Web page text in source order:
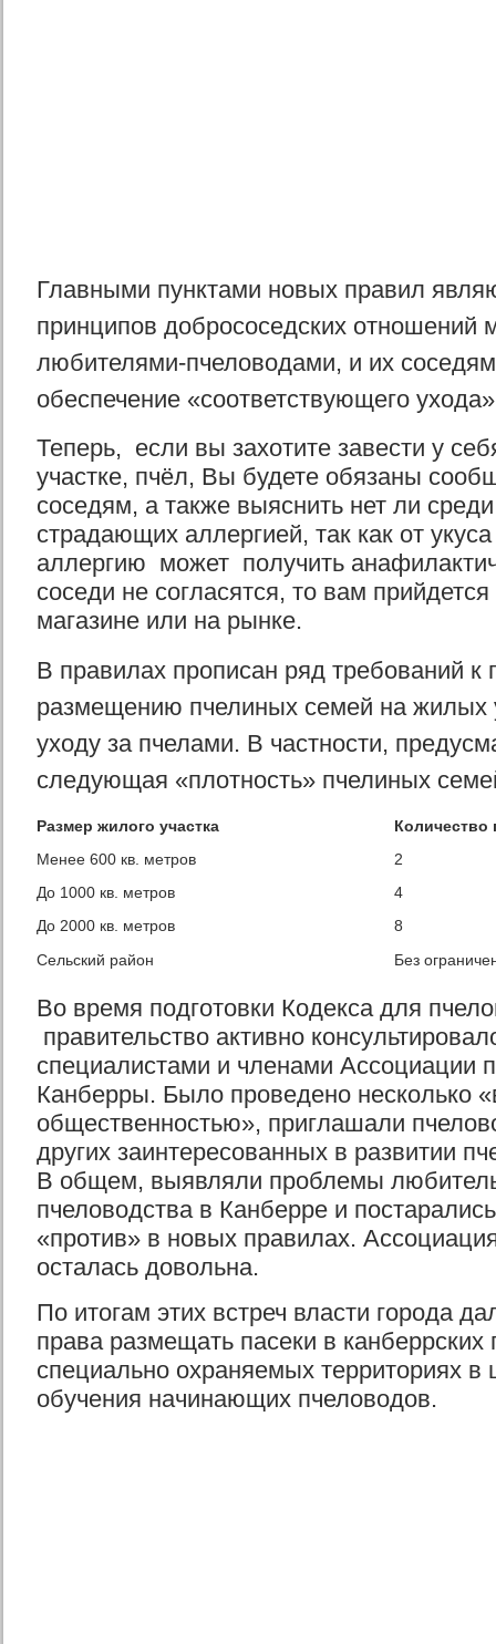
Главными пунктами новых правил
принципов добрососедских отношений
любителями-пчеловодами, и их
обеспечение «соответствующего
Теперь, если вы захотите завести у
участке, пчёл, Вы будете обязаны
соседям, а также выяснить нет ли
страдающих аллергией, так как от
аллергию может получить
соседи не согласятся, то вам
магазине или на рынке.
В правилах прописан ряд требований к
размещению пчелиных семей на жилых
уходу за пчелами. В частности,
следующая «плотность» пчелиных
Размер жилого участка
Количество
Менее 600 кв. метров
2
До 1000 кв. метров
4
До 2000 кв. метров
8
Сельский район
Без
Во время подготовки Кодекса для
правительство активно
специалистами и членами Ассоциации
Канберры. Было проведено несколько
общественностью», приглашали
других заинтересованных в развитии
В общем, выявляли проблемы
пчеловодства в Канберре и
«против» в новых правилах.
осталась довольна.
По итогам этих встреч власти города
права размещать пасеки в канберрских
специально охраняемых территориях в
обучения начинающих пчеловодов.